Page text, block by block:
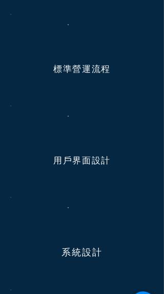
標準營運流程
用戶界面設計
系統設計